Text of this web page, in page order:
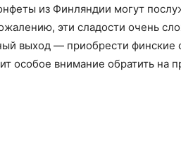
из Финляндии могут
эти сладости очень
выход — приобрести финские
особое внимание обратить на